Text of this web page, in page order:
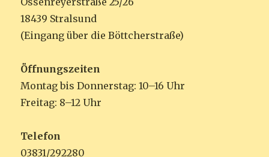
18439 Stralsund
(Eingang über die Böttcherstraße)
Öffnungszeiten
Montag bis Donnerstag: 10–16 Uhr
Freitag: 8–12 Uhr
Telefon
03831/292280